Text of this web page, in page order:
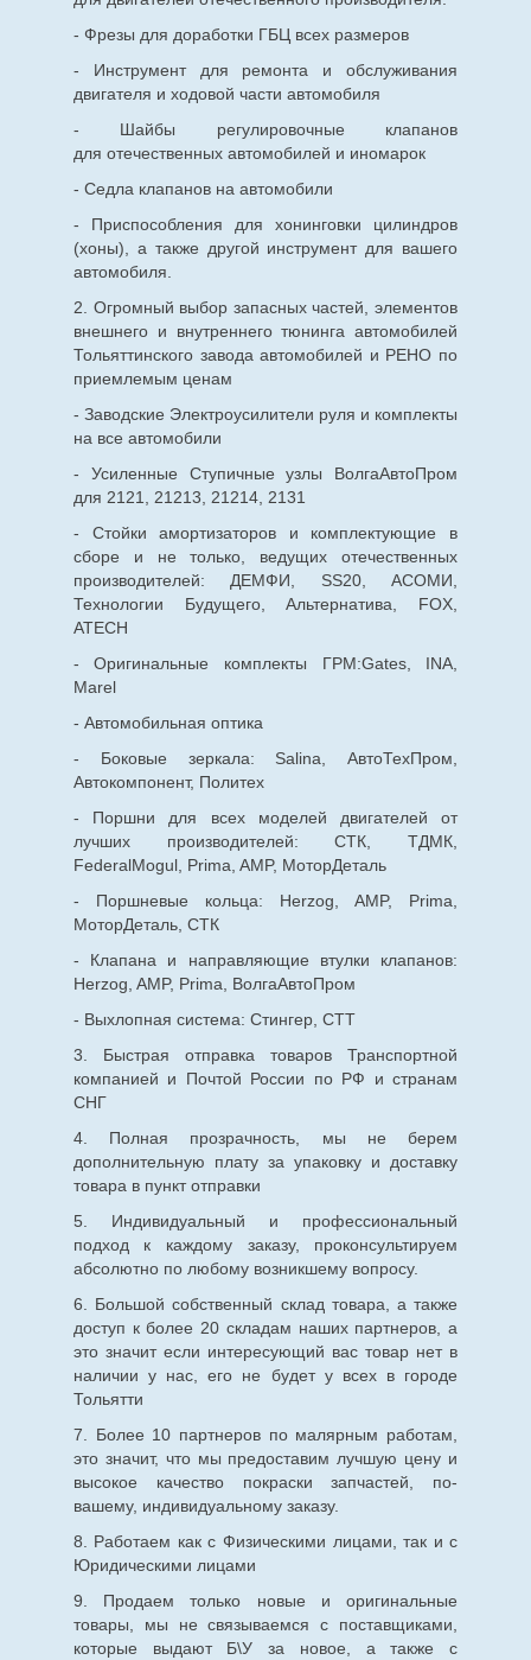
- Фрезы для доработки ГБЦ всех размеров
- Инструмент для ремонта и обслуживания
двигателя и ходовой части автомобиля
- Шайбы регулировочные клапанов
для отечественныхавтомобилей и иномарок
- Седла клапанов на автомобили
- Приспособления для хонинговки цилиндров
(хоны), а также другой инструмент для вашего
автомобиля.
2. Огромный выбор запасных частей, элементов
внешнего и внутреннего тюнинга автомобилей
Тольяттинского завода автомобилей и РЕНО по
приемлемым ценам
- Заводские Электроусилители руля и комплекты
на все автомобили
- Усиленные Ступичные узлы ВолгаАвтоПром
для 2121, 21213, 21214, 2131
- Стойки амортизаторов и комплектующие в
сборе и не только, ведущих отечественных
производителей: ДЕМФИ, SS20, АСОМИ,
Технологии Будущего, Альтернатива, FOX,
ATECH
- Оригинальные комплекты ГРМ:Gates, INA,
Marel
- Автомобильная оптика
- Боковые зеркала: Salina, АвтоТехПром,
Автокомпонент, Политех
- Поршни для всех моделей двигателей от
лучших производителей: СТК, ТДМК,
FederalMogul, Prima, AMP, МоторДеталь
- Поршневые кольца: Herzog, AMP, Prima,
МоторДеталь, СТК
- Клапана и направляющие втулки клапанов:
Herzog, AMP, Prima, ВолгаАвтоПром
- Выхлопная система: Стингер, СТТ
3. Быстрая отправка товаров Транспортной
компанией и Почтой России по РФ и странам
СНГ
4. Полная прозрачность, мы не берем
дополнительную плату за упаковку и доставку
товара в пункт отправки
5. Индивидуальный и профессиональный
подход к каждому заказу, проконсультируем
абсолютно по любому возникшему вопросу.
6. Большой собственный склад товара, а также
доступ к более 20 складам наших партнеров, а
это значит если интересующий вас товар нет в
наличии у нас, его не будет у всех в городе
Тольятти
7. Более 10 партнеров по малярным работам,
это значит, что мы предоставим лучшую цену и
высокое качество покраски запчастей, по-
вашему, индивидуальному заказу.
8. Работаем как с Физическими лицами, так и с
Юридическими лицами
9. Продаем только новые и оригинальные
товары, мы не связываемся с поставщиками,
которые выдают Б\У за новое, а также с